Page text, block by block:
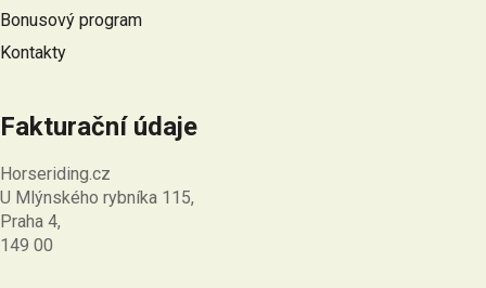
Bonusový program
Kontakty
Fakturační údaje
Horseriding.cz
U Mlýnského rybníka 115,
Praha 4,
149 00